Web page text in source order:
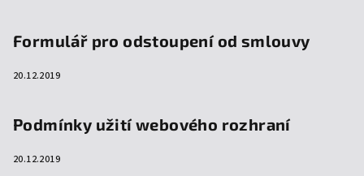
Formulář pro odstoupení od smlouvy
20.12.2019
Podmínky užití webového rozhraní
20.12.2019